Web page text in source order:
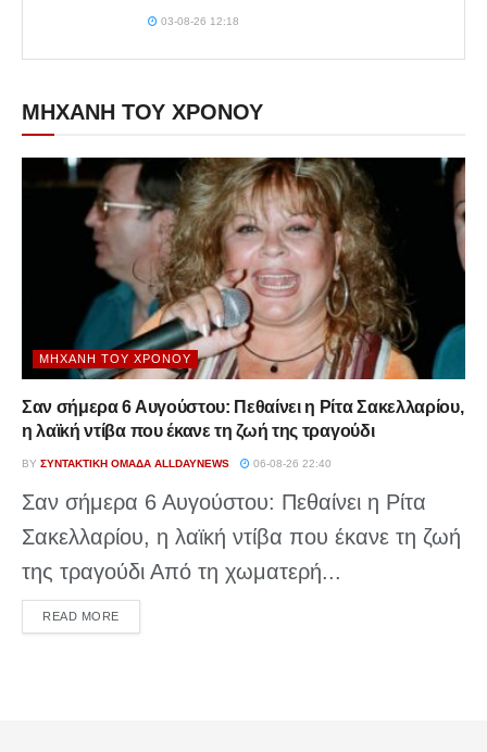
03-08-26 12:18
ΜΗΧΑΝΗ ΤΟΥ ΧΡΟΝΟΥ
ΜΗΧΑΝΉ ΤΟΥ ΧΡΌΝΟΥ
Σαν σήμερα 6 Αυγούστου: Πεθαίνει η Ρίτα Σακελλαρίου,
η λαϊκή ντίβα που έκανε τη ζωή της τραγούδι
BY ΣΥΝΤΑΚΤΙΚΉ ΟΜΆΔΑ ALLDAYNEWS 06-08-26 22:40
Σαν σήμερα 6 Αυγούστου: Πεθαίνει η Ρίτα
Σακελλαρίου, η λαϊκή ντίβα που έκανε τη ζωή
της τραγούδι Από τη χωματερή...
READ MOREDETAILS